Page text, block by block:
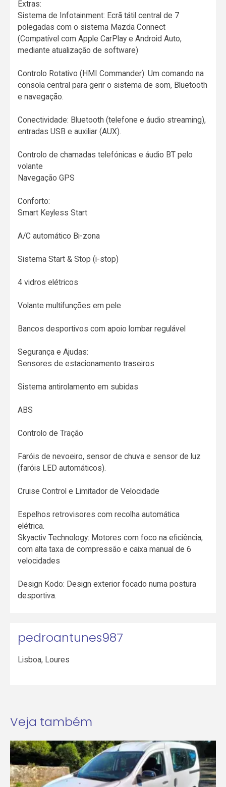
Extras:
Sistema de Infotainment: Ecrã tátil central de 7
polegadas com o sistema Mazda Connect
(Compatível com Apple CarPlay e Android Auto,
mediante atualização de software)
Controlo Rotativo (HMI Commander): Um comando na
consola central para gerir o sistema de som, Bluetooth
e navegação.
Conectividade: Bluetooth (telefone e áudio streaming),
entradas USB e auxiliar (AUX).
Controlo de chamadas telefónicas e áudio BT pelo
volante
Navegação GPS
Conforto:
Smart Keyless Start
A/C automático Bi-zona
Sistema Start & Stop (i-stop)
4 vidros elétricos
Volante multifunções em pele
Bancos desportivos com apoio lombar regulável
Segurança e Ajudas:
Sensores de estacionamento traseiros
Sistema antirolamento em subidas
ABS
Controlo de Tração
Faróis de nevoeiro, sensor de chuva e sensor de luz
(faróis LED automáticos).
Cruise Control e Limitador de Velocidade
Espelhos retrovisores com recolha automática
elétrica.
Skyactiv Technology: Motores com foco na eficiência,
com alta taxa de compressão e caixa manual de 6
velocidades
Design Kodo: Design exterior focado numa postura
desportiva.
pedroantunes987
Lisboa, Loures
Veja também